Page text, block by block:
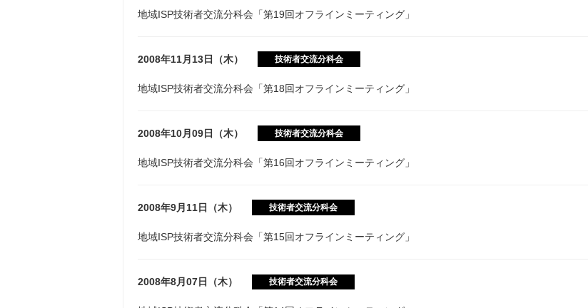
地域ISP技術者交流分科会「第19回オフラインミーティング」
2008年11月13日（木） 技術者交流分科会
地域ISP技術者交流分科会「第18回オフラインミーティング」
2008年10月09日（木） 技術者交流分科会
地域ISP技術者交流分科会「第16回オフラインミーティング」
2008年9月11日（木） 技術者交流分科会
地域ISP技術者交流分科会「第15回オフラインミーティング」
2008年8月07日（木） 技術者交流分科会